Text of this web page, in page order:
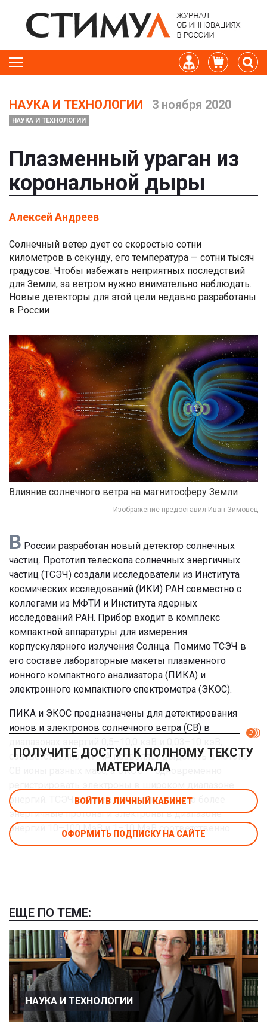
НАУКА И ТЕХНОЛОГИИ 3 ноября 2020
НАУКА И ТЕХНОЛОГИИ
Плазменный ураган из
корональной дыры
Алексей Андреев
Солнечный ветер дует со скоростью сотни
километров в секунду, его температура — сотни тысяч
градусов. Чтобы избежать неприятных последствий
для Земли, за ветром нужно внимательно наблюдать.
Новые детекторы для этой цели недавно разработаны
в России
Влияние солнечного ветра на магнитосферу Земли
Изображение предоставил Иван Зимовец
В России разработан новый детектор солнечных
частиц. Прототип телескопа солнечных энергичных
частиц (ТСЭЧ) создали исследователи из Института
космических исследований (ИКИ) РАН совместно с
коллегами из МФТИ и Института ядерных
исследований РАН. Прибор входит в комплекс
компактной аппаратуры для измерения
корпускулярного излучения Солнца. Помимо ТСЭЧ в
его составе лабораторные макеты плазменного
ионного компактного анализатора (ПИКА) и
электронного компактного спектрометра (ЭКОС).
ПИКА и ЭКОС предназначены для детектирования
ионов и электронов солнечного ветра (СВ) в
соответственно. ПИКА позволяет выделять в потоке
СВ ионы разных масс, а ЭКОС — одновременно
энергий. ТСЭЧ должен измерять намного более
энергичные протоны и электроны в диапазоне
энергий 10–100 МэВ и 1–10 МэВ соответственно.
ПОЛУЧИТЕ ДОСТУП К ПОЛНОМУ ТЕКСТУ
МАТЕРИАЛА
ВОЙТИ В ЛИЧНЫЙ КАБИНЕТ
ОФОРМИТЬ ПОДПИСКУ НА САЙТЕ
ЕЩЕ ПО ТЕМЕ:
НАУКА И ТЕХНОЛОГИИ